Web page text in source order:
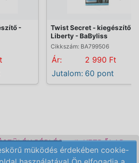
-
Twist Secret - kiegészítő -
Liberty - BaByliss
Cikkszám: BA799506
Ár:
2 990 Ft
Jutalom: 60 pont
BÉRLÉS
KEZDŐLAP
RENDELÉSI FELTÉTELEK
müködés érdekében cookie-